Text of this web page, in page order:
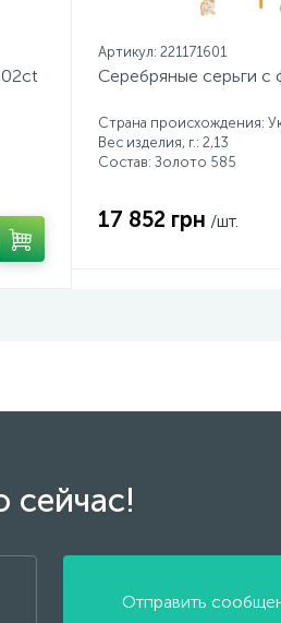
Артикул: 221171601
Серебряные серьги с
Страна происхождения:
Вес изделия, г.: 2,13
Состав: Золото 585
17 852 грн /шт.
сейчас!
Отправить